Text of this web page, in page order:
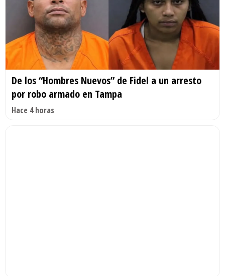
De los “Hombres Nuevos” de Fidel a un arresto
por robo armado en Tampa
Hace 4 horas